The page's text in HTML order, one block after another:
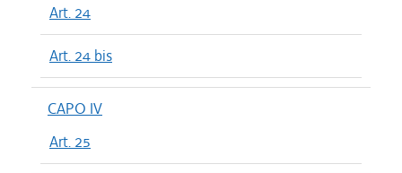
Art. 24
Art. 24 bis
CAPO IV
Art. 25